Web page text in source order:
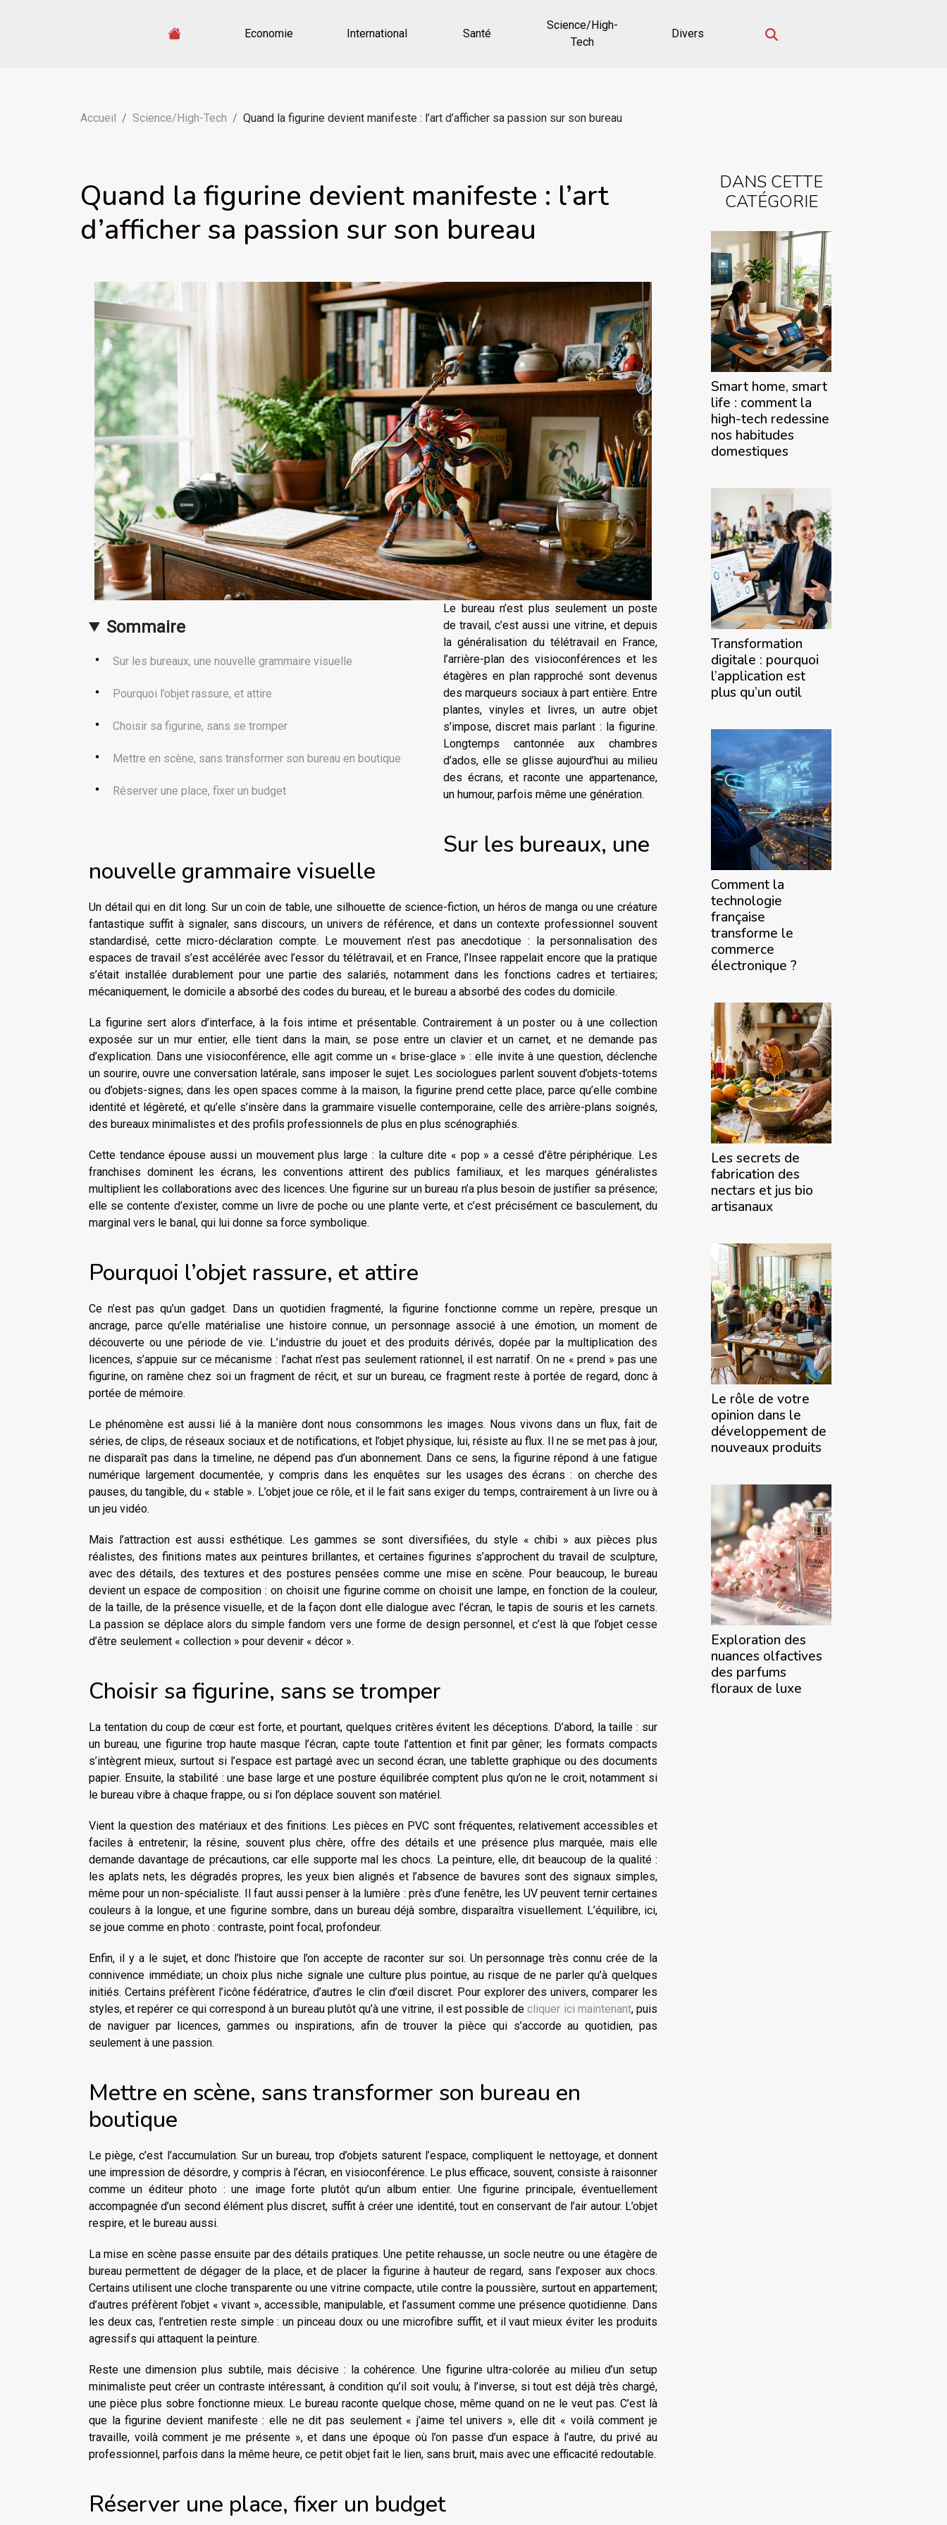
Economie International Santé
Science/High-
Tech
Divers
Accueil Science/High-Tech Quand la figurine devient manifeste : l’art d’afficher sa passion sur son bureau
Quand la figurine devient manifeste : l’art
d’afficher sa passion sur son bureau
Sommaire
Sur les bureaux, une nouvelle grammaire visuelle
Pourquoi l’objet rassure, et attire
Choisir sa figurine, sans se tromper
Mettre en scène, sans transformer son bureau en boutique
Réserver une place, fixer un budget
Le bureau n’est plus seulement un poste
de travail, c’est aussi une vitrine, et depuis
la généralisation du télétravail en France,
l’arrière-plan des visioconférences et les
étagères en plan rapproché sont devenus
des marqueurs sociaux à part entière. Entre
plantes, vinyles et livres, un autre objet
s’impose, discret mais parlant : la figurine.
Longtemps cantonnée aux chambres
d’ados, elle se glisse aujourd’hui au milieu
des écrans, et raconte une appartenance,
un humour, parfois même une génération.
Sur les bureaux, une
nouvelle grammaire visuelle
Un détail qui en dit long. Sur un coin de table, une silhouette de science-fiction, un héros de manga ou une créature
fantastique suffit à signaler, sans discours, un univers de référence, et dans un contexte professionnel souvent
standardisé, cette micro-déclaration compte. Le mouvement n’est pas anecdotique : la personnalisation des
espaces de travail s’est accélérée avec l’essor du télétravail, et en France, l’Insee rappelait encore que la pratique
s’était installée durablement pour une partie des salariés, notamment dans les fonctions cadres et tertiaires;
mécaniquement, le domicile a absorbé des codes du bureau, et le bureau a absorbé des codes du domicile.
La figurine sert alors d’interface, à la fois intime et présentable. Contrairement à un poster ou à une collection
exposée sur un mur entier, elle tient dans la main, se pose entre un clavier et un carnet, et ne demande pas
d’explication. Dans une visioconférence, elle agit comme un « brise-glace » : elle invite à une question, déclenche
un sourire, ouvre une conversation latérale, sans imposer le sujet. Les sociologues parlent souvent d’objets-totems
ou d’objets-signes; dans les open spaces comme à la maison, la figurine prend cette place, parce qu’elle combine
identité et légèreté, et qu’elle s’insère dans la grammaire visuelle contemporaine, celle des arrière-plans soignés,
des bureaux minimalistes et des profils professionnels de plus en plus scénographiés.
Cette tendance épouse aussi un mouvement plus large : la culture dite « pop » a cessé d’être périphérique. Les
franchises dominent les écrans, les conventions attirent des publics familiaux, et les marques généralistes
multiplient les collaborations avec des licences. Une figurine sur un bureau n’a plus besoin de justifier sa présence;
elle se contente d’exister, comme un livre de poche ou une plante verte, et c’est précisément ce basculement, du
marginal vers le banal, qui lui donne sa force symbolique.
Pourquoi l’objet rassure, et attire
Ce n’est pas qu’un gadget. Dans un quotidien fragmenté, la figurine fonctionne comme un repère, presque un
ancrage, parce qu’elle matérialise une histoire connue, un personnage associé à une émotion, un moment de
découverte ou une période de vie. L’industrie du jouet et des produits dérivés, dopée par la multiplication des
licences, s’appuie sur ce mécanisme : l’achat n’est pas seulement rationnel, il est narratif. On ne « prend » pas une
figurine, on ramène chez soi un fragment de récit, et sur un bureau, ce fragment reste à portée de regard, donc à
portée de mémoire.
Le phénomène est aussi lié à la manière dont nous consommons les images. Nous vivons dans un flux, fait de
séries, de clips, de réseaux sociaux et de notifications, et l’objet physique, lui, résiste au flux. Il ne se met pas à jour,
ne disparaît pas dans la timeline, ne dépend pas d’un abonnement. Dans ce sens, la figurine répond à une fatigue
numérique largement documentée, y compris dans les enquêtes sur les usages des écrans : on cherche des
pauses, du tangible, du « stable ». L’objet joue ce rôle, et il le fait sans exiger du temps, contrairement à un livre ou à
un jeu vidéo.
Mais l’attraction est aussi esthétique. Les gammes se sont diversifiées, du style « chibi » aux pièces plus
réalistes, des finitions mates aux peintures brillantes, et certaines figurines s’approchent du travail de sculpture,
avec des détails, des textures et des postures pensées comme une mise en scène. Pour beaucoup, le bureau
devient un espace de composition : on choisit une figurine comme on choisit une lampe, en fonction de la couleur,
de la taille, de la présence visuelle, et de la façon dont elle dialogue avec l’écran, le tapis de souris et les carnets.
La passion se déplace alors du simple fandom vers une forme de design personnel, et c’est là que l’objet cesse
d’être seulement « collection » pour devenir « décor ».
Choisir sa figurine, sans se tromper
La tentation du coup de cœur est forte, et pourtant, quelques critères évitent les déceptions. D’abord, la taille : sur
un bureau, une figurine trop haute masque l’écran, capte toute l’attention et finit par gêner; les formats compacts
s’intègrent mieux, surtout si l’espace est partagé avec un second écran, une tablette graphique ou des documents
papier. Ensuite, la stabilité : une base large et une posture équilibrée comptent plus qu’on ne le croit, notamment si
le bureau vibre à chaque frappe, ou si l’on déplace souvent son matériel.
Vient la question des matériaux et des finitions. Les pièces en PVC sont fréquentes, relativement accessibles et
faciles à entretenir; la résine, souvent plus chère, offre des détails et une présence plus marquée, mais elle
demande davantage de précautions, car elle supporte mal les chocs. La peinture, elle, dit beaucoup de la qualité :
les aplats nets, les dégradés propres, les yeux bien alignés et l’absence de bavures sont des signaux simples,
même pour un non-spécialiste. Il faut aussi penser à la lumière : près d’une fenêtre, les UV peuvent ternir certaines
couleurs à la longue, et une figurine sombre, dans un bureau déjà sombre, disparaîtra visuellement. L’équilibre, ici,
se joue comme en photo : contraste, point focal, profondeur.
Enfin, il y a le sujet, et donc l’histoire que l’on accepte de raconter sur soi. Un personnage très connu crée de la
connivence immédiate; un choix plus niche signale une culture plus pointue, au risque de ne parler qu’à quelques
initiés. Certains préfèrent l’icône fédératrice, d’autres le clin d’œil discret. Pour explorer des univers, comparer les
styles, et repérer ce qui correspond à un bureau plutôt qu’à une vitrine, il est possible decliquer ici maintenant, puis
de naviguer par licences, gammes ou inspirations, afin de trouver la pièce qui s’accorde au quotidien, pas
seulement à une passion.
Mettre en scène, sans transformer son bureau en
boutique
Le piège, c’est l’accumulation. Sur un bureau, trop d’objets saturent l’espace, compliquent le nettoyage, et donnent
une impression de désordre, y compris à l’écran, en visioconférence. Le plus efficace, souvent, consiste à raisonner
comme un éditeur photo : une image forte plutôt qu’un album entier. Une figurine principale, éventuellement
accompagnée d’un second élément plus discret, suffit à créer une identité, tout en conservant de l’air autour. L’objet
respire, et le bureau aussi.
La mise en scène passe ensuite par des détails pratiques. Une petite rehausse, un socle neutre ou une étagère de
bureau permettent de dégager de la place, et de placer la figurine à hauteur de regard, sans l’exposer aux chocs.
Certains utilisent une cloche transparente ou une vitrine compacte, utile contre la poussière, surtout en appartement;
d’autres préfèrent l’objet « vivant », accessible, manipulable, et l’assument comme une présence quotidienne. Dans
les deux cas, l’entretien reste simple : un pinceau doux ou une microfibre suffit, et il vaut mieux éviter les produits
agressifs qui attaquent la peinture.
Reste une dimension plus subtile, mais décisive : la cohérence. Une figurine ultra-colorée au milieu d’un setup
minimaliste peut créer un contraste intéressant, à condition qu’il soit voulu; à l’inverse, si tout est déjà très chargé,
une pièce plus sobre fonctionne mieux. Le bureau raconte quelque chose, même quand on ne le veut pas. C’est là
que la figurine devient manifeste : elle ne dit pas seulement « j’aime tel univers », elle dit « voilà comment je
travaille, voilà comment je me présente », et dans une époque où l’on passe d’un espace à l’autre, du privé au
professionnel, parfois dans la même heure, ce petit objet fait le lien, sans bruit, mais avec une efficacité redoutable.
Réserver une place, fixer un budget
DANS CETTE
CATÉGORIE
Smart home, smart
life : comment la
high-tech redessine
nos habitudes
domestiques
Transformation
digitale : pourquoi
l’application est
plus qu’un outil
Comment la
technologie
française
transforme le
commerce
électronique ?
Les secrets de
fabrication des
nectars et jus bio
artisanaux
Le rôle de votre
opinion dans le
développement de
nouveaux produits
Exploration des
nuances olfactives
des parfums
floraux de luxe